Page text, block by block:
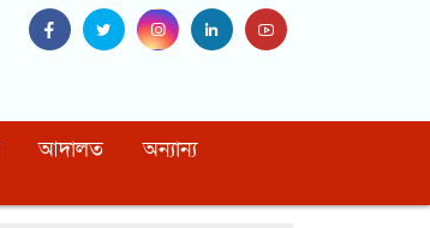
আদালত অন্যান্য